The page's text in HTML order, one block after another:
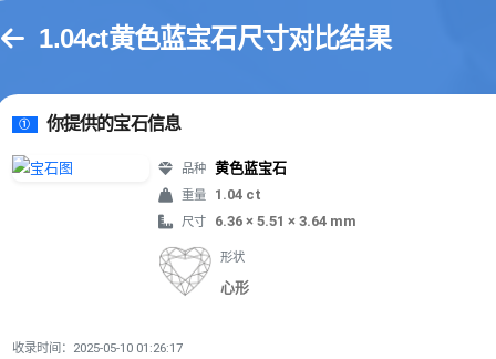
1.04ct黄色蓝宝石尺寸对比结果
① 你提供的宝石信息
品种 黄色蓝宝石
重量 1.04 ct
尺寸 6.36 × 5.51 × 3.64 mm
形状
心形
收录时间：2025-05-10 01:26:17